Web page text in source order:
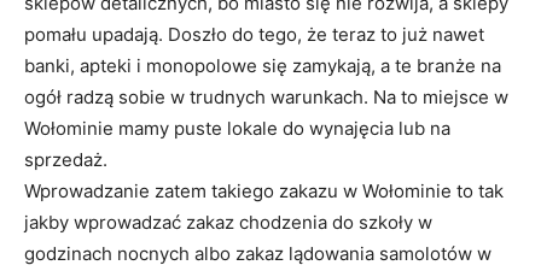
pomału upadają. Doszło do tego, że teraz to już nawet
banki, apteki i monopolowe się zamykają, a te branże na
ogół radzą sobie w trudnych warunkach. Na to miejsce w
Wołominie mamy puste lokale do wynajęcia lub na
sprzedaż.
Wprowadzanie zatem takiego zakazu w Wołominie to tak
jakby wprowadzać zakaz chodzenia do szkoły w
godzinach nocnych albo zakaz lądowania samolotów w